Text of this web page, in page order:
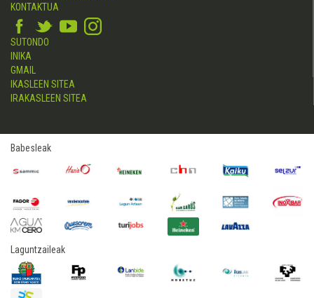
KONTAKTUA
SUTONDO
INIKA
GMAIL
IKASLEEN SITEA
IRAKASLEEN SITEA
Babesleak
Laguntzaileak